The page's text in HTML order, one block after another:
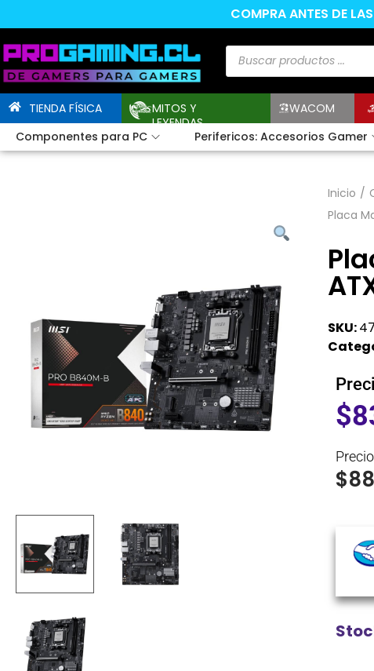
COMPRA ANTES DE
TIENDA FÍSICA
MITOS Y
LEYENDAS
WACOM
Componentes para PC
Perifericos: Accesorios Gamer
Inicio /
Placa
SKU:
$
$